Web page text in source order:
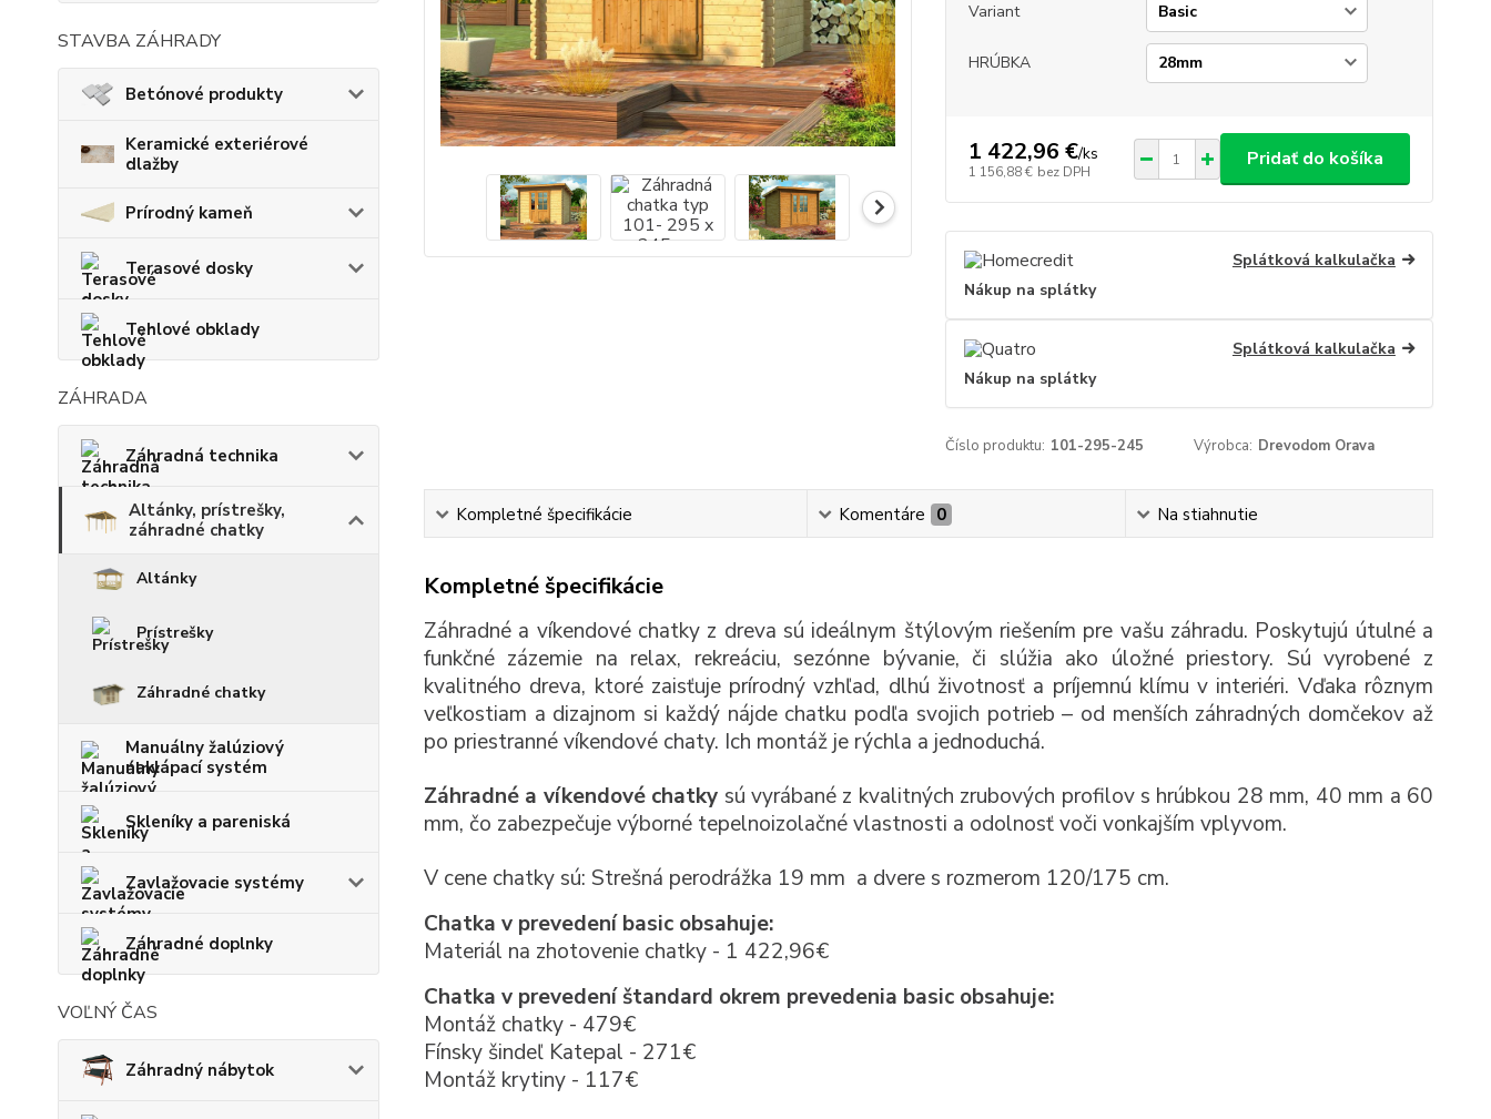
STAVBA ZÁHRADY
Betónové produkty
Keramické exteriérové
dlažby
Prírodný kameň
Terasové dosky
Tehlové obklady
ZÁHRADA
Záhradná technika
Altánky, prístrešky,
záhradné chatky
Altánky
Prístrešky
Záhradné chatky
Manuálny žalúziový
naklápací systém
Skleníky a pareniská
Zavlažovacie systémy
Záhradné doplnky
VOĽNÝ ČAS
Záhradný nábytok
Variant
HRÚBKA
1 422,96 €/ks
1 156,88 € bez DPH
Pridať do košíka
Splátková kalkulačka
Nákup na splátky
Splátková kalkulačka
Nákup na splátky
Číslo produktu: 101-295-245 Výrobca: Drevodom Orava
Kompletné špecifikácie Komentáre 0 Na stiahnutie
Kompletné špecifikácie
Záhradné a víkendové chatky z dreva sú ideálnym štýlovým riešením pre vašu záhradu. Poskytujú útulné a
funkčné zázemie na relax, rekreáciu, sezónne bývanie, či slúžia ako úložné priestory. Sú vyrobené z
kvalitného dreva, ktoré zaisťuje prírodný vzhľad, dlhú životnosť a príjemnú klímu v interiéri. Vďaka rôznym
veľkostiam a dizajnom si každý nájde chatku podľa svojich potrieb – od menších záhradných domčekov až
po priestranné víkendové chaty. Ich montáž je rýchla a jednoduchá.
Záhradné a víkendové chatky sú vyrábané z kvalitných zrubových profilov s hrúbkou 28 mm, 40 mm a 60
mm, čo zabezpečuje výborné tepelnoizolačné vlastnosti a odolnosť voči vonkajším vplyvom.
V cene chatky sú: Strešná perodrážka 19 mm a dvere s rozmerom 120/175 cm.
Chatka v prevedení basic obsahuje:
Materiál na zhotovenie chatky - 1 422,96€
Chatka v prevedení štandard okrem prevedenia basic obsahuje:
Montáž chatky - 479€
Fínsky šindeľ Katepal - 271€
Montáž krytiny - 117€